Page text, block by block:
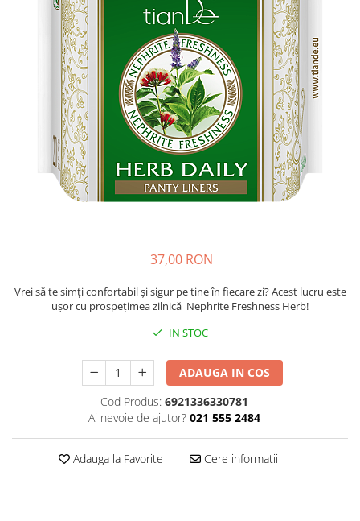
Insecticide
Dezinfectante
Absorbanti de Umiditate & Rezerve
Bioactivatori & Tratamente Fose
Manusi Protectie
Solutii curatare mobila
Cosmetice
Vopsea Par
Ingrijire Par
Ingrijire corp
Ingrijire maini
Ingrijire picioare
Ingrijire Urechi
Îngrijire Ten
Igiena Orala
Make-up
Produse incontinenta
Sare de baie
37,00 RON
Vrei să te simți confortabil și sigur pe tine în fiecare zi? Acest lucru este
ușor cu prospețimea zilnică Nephrite Freshness Herb!
IN STOC
ADAUGA IN COS
Cod Produs: 6921336330781
Ai nevoie de ajutor? 021 555 2484
Adauga la Favorite Cere informatii